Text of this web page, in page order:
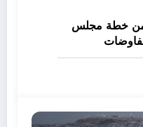
من خطة مجلس